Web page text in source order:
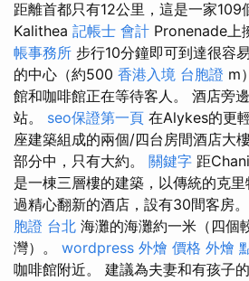
距離首都只有12公里，這是一家109
Kalithea 記帳士 會計 Pronenade上
帳事務所 步行10分鐘即可到達很容
的中心（約500 香港入境 台胞證 m
館和咖啡館正在等待客人。 酒店旁
站。 seo保證第一頁 在Alykes的更
座建築組成的兩個/四台房間酒店大
部分中，只有大約。 關鍵字 距
是一棟三層樓的建築，以傳統的克
過精心翻新的酒店，設有30間客房。
胞證 台北 海灘的海灘約一米（四個
灣）。 wordpress 外燴 價格 外燴
咖啡館附近。 建議為夫妻和有孩子